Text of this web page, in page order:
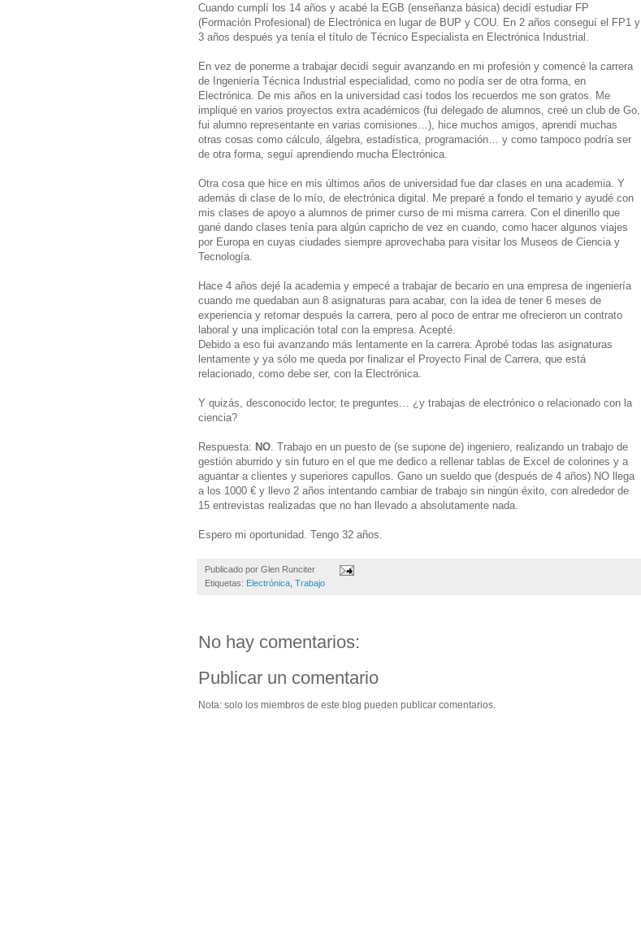
Cuando cumplí los 14 años y acabé la EGB (enseñanza básica) decidí estudiar FP
(Formación Profesional) de Electrónica en lugar de BUP y COU. En 2 años conseguí el FP1 y
3 años después ya tenía el título de Técnico Especialista en Electrónica Industrial.
En vez de ponerme a trabajar decidí seguir avanzando en mi profesión y comencé la carrera
de Ingeniería Técnica Industrial especialidad, como no podía ser de otra forma, en
Electrónica. De mis años en la universidad casi todos los recuerdos me son gratos. Me
impliqué en varios proyectos extra académicos (fui delegado de alumnos, creé un club de Go,
fui alumno representante en varias comisiones…), hice muchos amigos, aprendí muchas
otras cosas como cálculo, álgebra, estadística, programación… y como tampoco podría ser
de otra forma, seguí aprendiendo mucha Electrónica.
Otra cosa que hice en mis últimos años de universidad fue dar clases en una academia. Y
además di clase de lo mío, de electrónica digital. Me preparé a fondo el temario y ayudé con
mis clases de apoyo a alumnos de primer curso de mi misma carrera. Con el dinerillo que
gané dando clases tenía para algún capricho de vez en cuando, como hacer algunos viajes
por Europa en cuyas ciudades siempre aprovechaba para visitar los Museos de Ciencia y
Tecnología.
Hace 4 años dejé la academia y empecé a trabajar de becario en una empresa de ingeniería
cuando me quedaban aun 8 asignaturas para acabar, con la idea de tener 6 meses de
experiencia y retomar después la carrera, pero al poco de entrar me ofrecieron un contrato
laboral y una implicación total con la empresa. Acepté.
Debido a eso fui avanzando más lentamente en la carrera. Aprobé todas las asignaturas
lentamente y ya sólo me queda por finalizar el Proyecto Final de Carrera, que está
relacionado, como debe ser, con la Electrónica.
Y quizás, desconocido lector, te preguntes… ¿y trabajas de electrónico o relacionado con la
ciencia?
Respuesta: NO. Trabajo en un puesto de (se supone de) ingeniero, realizando un trabajo de
gestión aburrido y sin futuro en el que me dedico a rellenar tablas de Excel de colorines y a
aguantar a clientes y superiores capullos. Gano un sueldo que (después de 4 años) NO llega
a los 1000 € y llevo 2 años intentando cambiar de trabajo sin ningún éxito, con alrededor de
15 entrevistas realizadas que no han llevado a absolutamente nada.
Espero mi oportunidad. Tengo 32 años.
Publicado por Glen Runciter
Etiquetas: Electrónica Trabajo
No hay comentarios:
Publicar un comentario
Nota: solo los miembros de este blog pueden publicar comentarios.